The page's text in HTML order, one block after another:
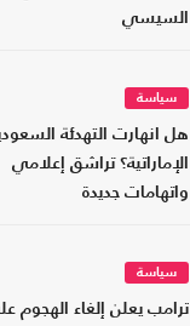
السيسي
سياسة
هل انهارت التهدئة
الإماراتية؟ تراشق إعلامي
واتهامات جديدة
سياسة
ترامب يعلن إلغاء الهجوم